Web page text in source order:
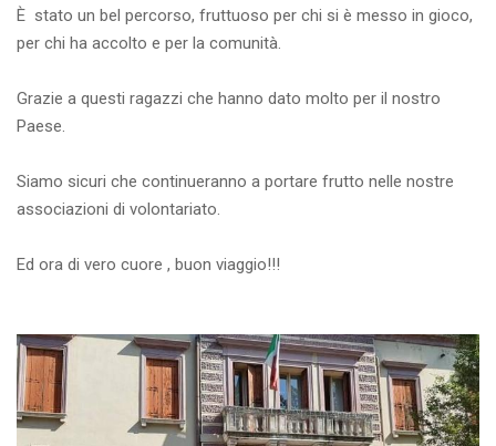
È stato un bel percorso, fruttuoso per chi si è messo in gioco,
per chi ha accolto e per la comunità.
Grazie a questi ragazzi che hanno dato molto per il nostro
Paese.
Siamo sicuri che continueranno a portare frutto nelle nostre
associazioni di volontariato.
Ed ora di vero cuore , buon viaggio!!!